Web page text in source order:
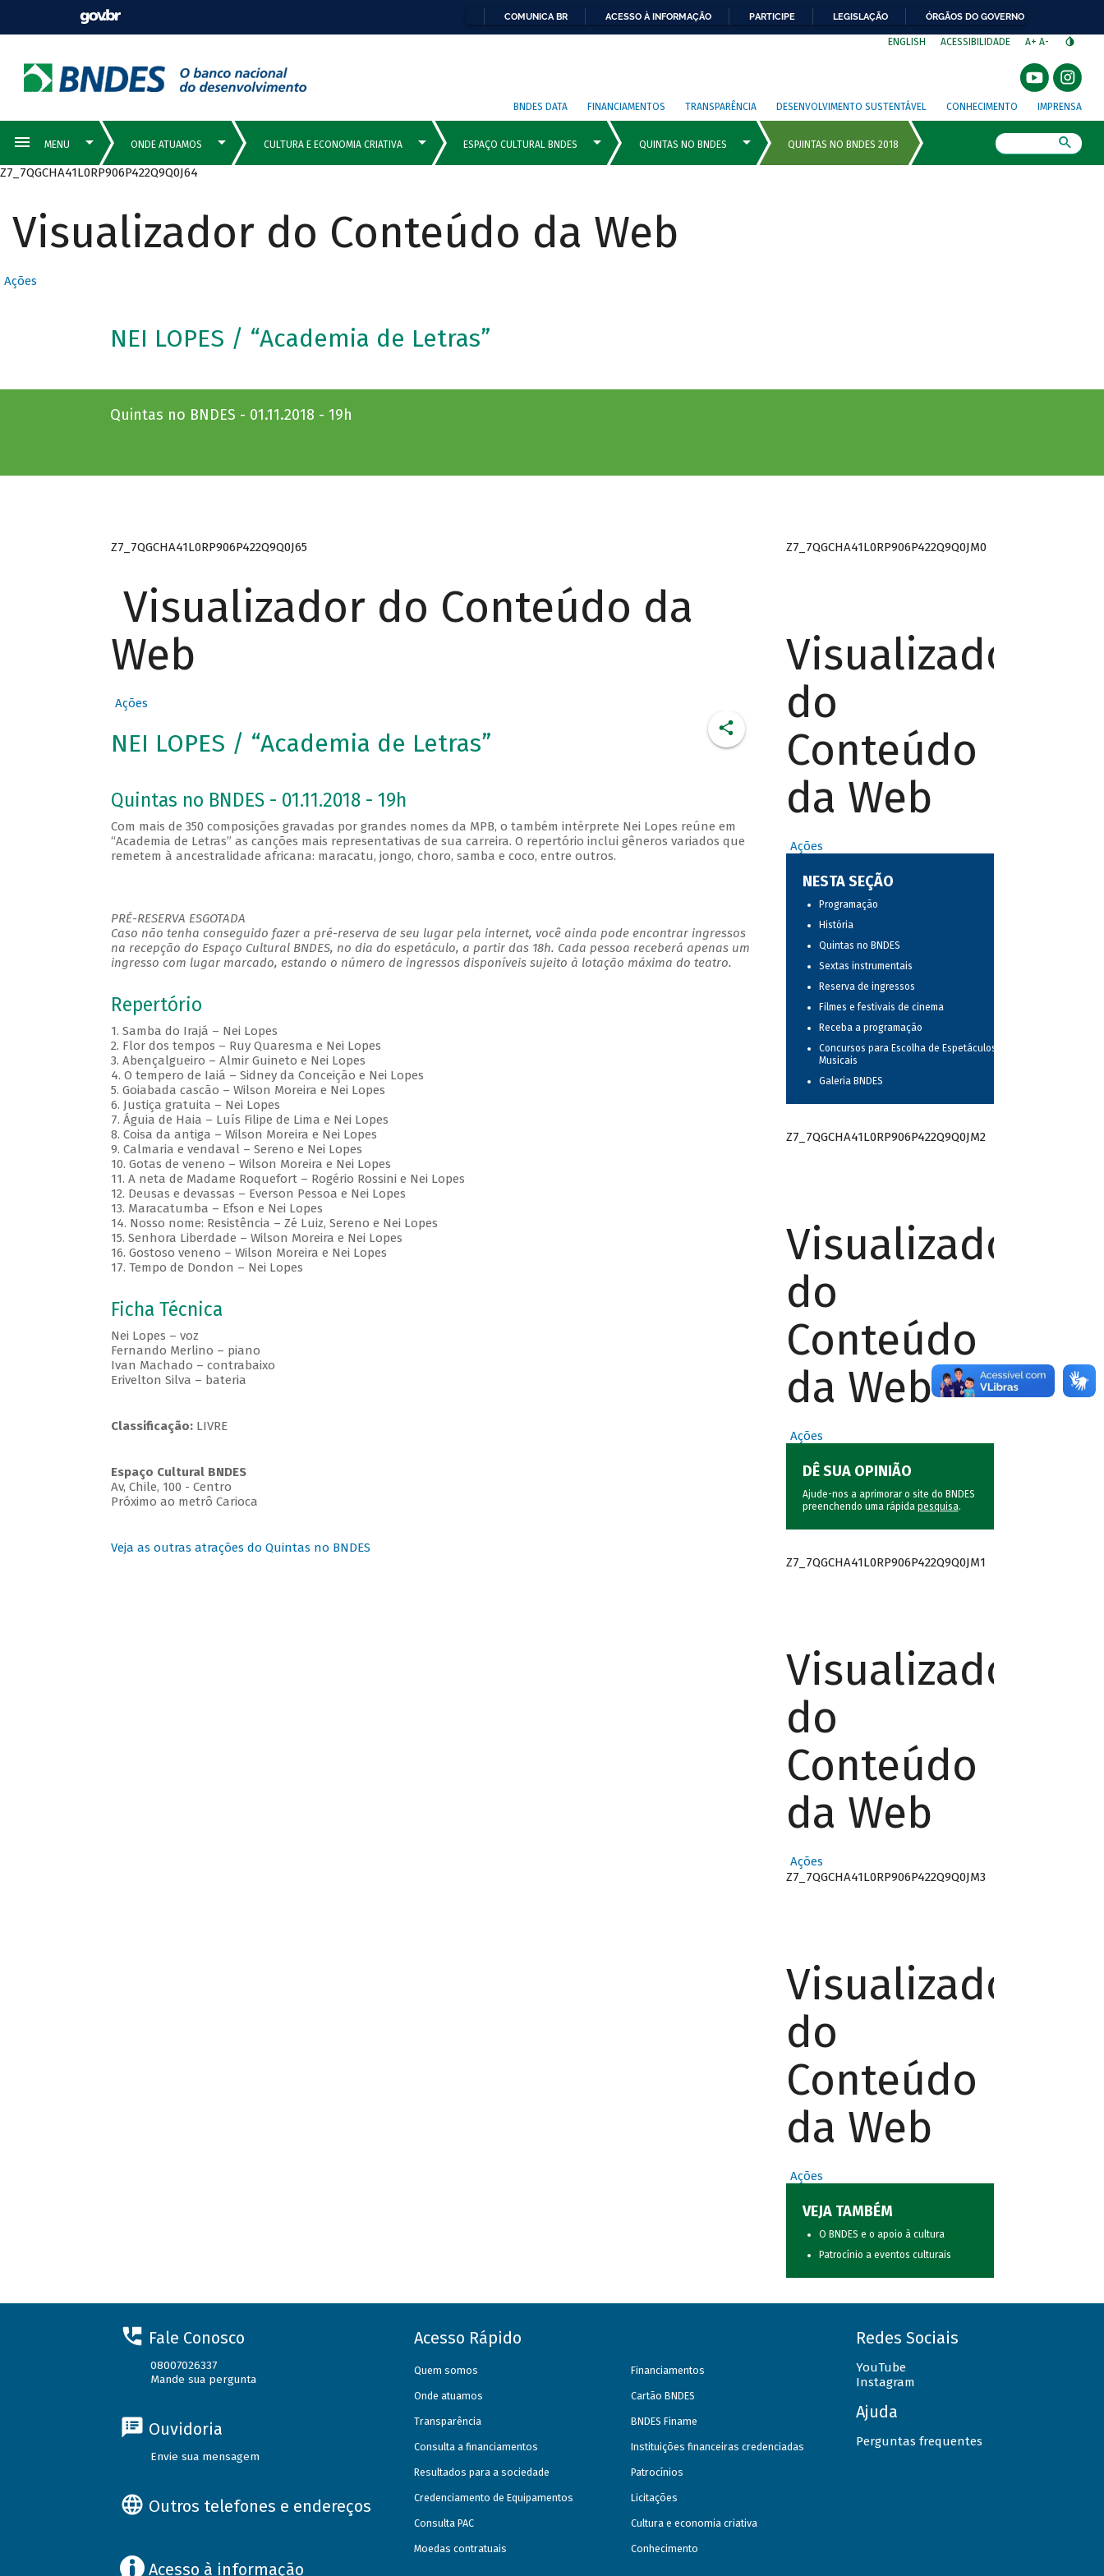
COMUNICA BR ACESSO À INFORMAÇÃO PARTICIPE LEGISLAÇÃO ÓRGÃOS DO GOVERNO
ENGLISH ACESSIBILIDADE A+ A-
BNDES DATA FINANCIAMENTOS TRANSPARÊNCIA DESENVOLVIMENTO SUSTENTÁVEL CONHECIMENTO IMPRENSA
Z7_7QGCHA41L0RP906P422Q9Q0J64
Visualizador do Conteúdo da Web
Ações
NEI LOPES / “Academia de Letras”
Quintas no BNDES - 01.11.2018 - 19h
Z7_7QGCHA41L0RP906P422Q9Q0J65
Visualizador do Conteúdo da
Web
Ações
NEI LOPES / “Academia de Letras”
Quintas no BNDES - 01.11.2018 - 19h
Com mais de 350 composições gravadas por grandes nomes da MPB, o também intérprete Nei Lopes reúne em
“Academia de Letras” as canções mais representativas de sua carreira. O repertório inclui gêneros variados que
remetem à ancestralidade africana: maracatu, jongo, choro, samba e coco, entre outros.
PRÉ-RESERVA ESGOTADA
Caso não tenha conseguido fazer a pré-reserva de seu lugar pela internet, você ainda pode encontrar ingressos
na recepção do Espaço Cultural BNDES, no dia do espetáculo, a partir das 18h. Cada pessoa receberá apenas um
ingresso com lugar marcado, estando o número de ingressos disponíveis sujeito à lotação máxima do teatro.
Repertório
1. Samba do Irajá – Nei Lopes
2. Flor dos tempos – Ruy Quaresma e Nei Lopes
3. Abençalgueiro – Almir Guineto e Nei Lopes
4. O tempero de Iaiá – Sidney da Conceição e Nei Lopes
5. Goiabada cascão – Wilson Moreira e Nei Lopes
6. Justiça gratuita – Nei Lopes
7. Águia de Haia – Luís Filipe de Lima e Nei Lopes
8. Coisa da antiga – Wilson Moreira e Nei Lopes
9. Calmaria e vendaval – Sereno e Nei Lopes
10. Gotas de veneno – Wilson Moreira e Nei Lopes
11. A neta de Madame Roquefort – Rogério Rossini e Nei Lopes
12. Deusas e devassas – Everson Pessoa e Nei Lopes
13. Maracatumba – Efson e Nei Lopes
14. Nosso nome: Resistência – Zé Luiz, Sereno e Nei Lopes
15. Senhora Liberdade – Wilson Moreira e Nei Lopes
16. Gostoso veneno – Wilson Moreira e Nei Lopes
17. Tempo de Dondon – Nei Lopes
Ficha Técnica
Nei Lopes – voz
Fernando Merlino – piano
Ivan Machado – contrabaixo
Erivelton Silva – bateria
Classificação: LIVRE
Espaço Cultural BNDES
Av, Chile, 100 - Centro
Próximo ao metrô Carioca
Veja as outras atrações do Quintas no BNDES
Z7_7QGCHA41L0RP906P422Q9Q0JM0
Visualizador
do
Conteúdo
da Web
Ações
NESTA SEÇÃO
Programação
História
Quintas no BNDES
Sextas instrumentais
Reserva de ingressos
Filmes e festivais de cinema
Receba a programação
Concursos para Escolha de Espetáculos
Musicais
Galeria BNDES
Z7_7QGCHA41L0RP906P422Q9Q0JM2
Visualizador
do
Conteúdo
da Web
Ações
DÊ SUA OPINIÃO
Ajude-nos a aprimorar o site do BNDES
preenchendo uma rápida pesquisa.
Z7_7QGCHA41L0RP906P422Q9Q0JM1
Visualizador
do
Conteúdo
da Web
Ações
Z7_7QGCHA41L0RP906P422Q9Q0JM3
Visualizador
do
Conteúdo
da Web
Ações
VEJA TAMBÉM
O BNDES e o apoio à cultura
Patrocínio a eventos culturais
Fale Conosco
08007026337
Mande sua pergunta
Ouvidoria
Envie sua mensagem
Outros telefones e endereços
Acesso à informação
Acesso Rápido
Quem somos
Onde atuamos
Transparência
Consulta a financiamentos
Resultados para a sociedade
Credenciamento de Equipamentos
Consulta PAC
Moedas contratuais
Financiamentos
Cartão BNDES
BNDES Finame
Instituições financeiras credenciadas
Patrocínios
Licitações
Cultura e economia criativa
Conhecimento
Redes Sociais
YouTube
Instagram
Ajuda
Perguntas frequentes